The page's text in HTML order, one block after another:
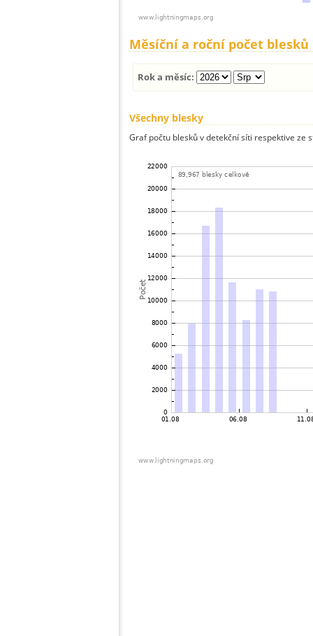
Měsíční a roční počet blesků
Rok a měsíc:
Všechny blesky
Graf počtu blesků v detekční síti respektive ze